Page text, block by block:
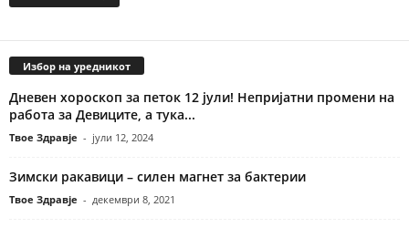
Избор на уредникот
Дневен хороскоп за петок 12 јули! Непријатни промени на
работа за Девиците, а тука...
Твое Здравје - јули 12, 2024
Зимски ракавици – силен магнет за бактерии
Твое Здравје - декември 8, 2021